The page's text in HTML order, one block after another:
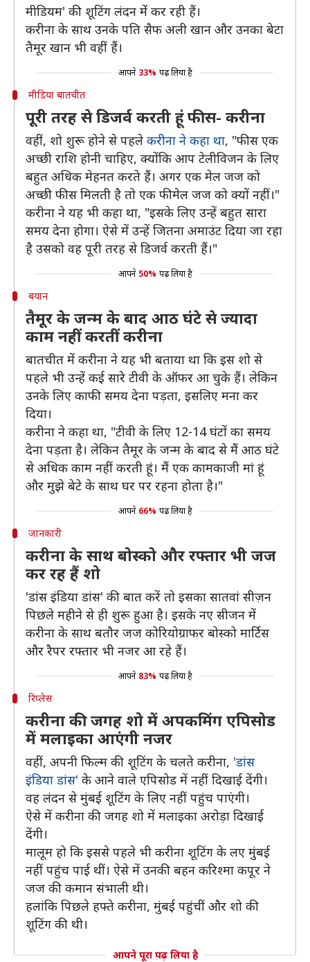
मीडियम' की शूटिंग लंदन मेंं कर रही हैं।
करीना के साथ उनके पति सैफ अली खान और उनका बेटा
तैमूर खान भी वहीं हैं।
आपने 33% पढ़ लिया है
मीडिया बातचीत
पूरी तरह से डिजर्व करती हूं फीस- करीना
वहीं, शो शुरू होने से पहले करीना ने कहा था, "फीस एक
अच्छी राशि होनी चाहिए, क्योंकि आप टेलीविजन के लिए
बहुत अधिक मेहनत करते हैं। अगर एक मेल जज को
अच्छी फीस मिलती है तो एक फीमेल जज को क्यों नहीं।"
करीना ने यह भी कहा था, "इसके लिए उन्हें बहुत सारा
समय देना होगा। ऐसे में उन्हें जितना अमाउंट दिया जा रहा
है उसको वह पूरी तरह से डिजर्व करती हैं।"
आपने 50% पढ़ लिया है
बयान
तैमूर के जन्म के बाद आठ घंटे से ज्यादा
काम नहीं करतीं करीना
बातचीत में करीना ने यह भी बताया था कि इस शो से
पहले भी उन्हें कई सारे टीवी के ऑफर आ चुके हैं। लेकिन
उनके लिए काफी समय देना पड़ता, इसलिए मना कर
दिया।
करीना ने कहा था, "टीवी के लिए 12-14 घंटों का समय
देना पड़ता है। लेकिन तैमूर के जन्म के बाद से मैं आठ घंटे
से अधिक काम नहीं करती हूं। मैं एक कामकाजी मां हूं
और मुझे बेटे के साथ घर पर रहना होता है।"
आपने 66% पढ़ लिया है
जानकारी
करीना के साथ बोस्को और रफ्तार भी जज
कर रह हैं शो
'डांस इंडिया डांस' की बात करें तो इसका सातवां सीज़न
पिछले महीने से ही शुरू हुआ है। इसके नए सीजन में
करीना के साथ बतौर जज कोरियोग्राफर बोस्को मार्टिस
और रैपर रफ्तार भी नजर आ रहे हैं।
आपने 83% पढ़ लिया है
रिप्लेस
करीना की जगह शो में अपकमिंग एपिसोड
में मलाइका आएंगी नजर
वहीं, अपनी फिल्म की शूटिंग के चलते करीना, 'डांस
इंडिया डांस' के आने वाले एपिसोड में नहीं दिखाई देंगी।
वह लंदन से मुंबई शूटिंग के लिए नहीं पहुंच पाएंगी।
ऐसे में करीना की जगह शो में मलाइका अरोड़ा दिखाई
देंगी।
मालूम हो कि इससे पहले भी करीना शूटिंग के लए मुंबई
नहीं पहुंच पाई थीं। ऐसे में उनकी बहन करिश्मा कपूर ने
जज की कमान संभाली थी।
हलांकि पिछले हफ्ते करीना, मुंबई पहुंचीं और शो की
शूटिंग की थी।
आपने पूरा पढ़ लिया है